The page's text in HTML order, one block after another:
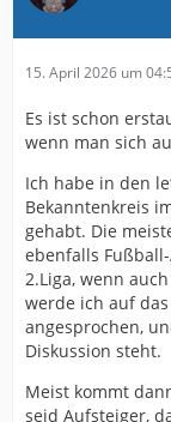
15. April 2026 um
Es ist schon
wenn man sich
Ich habe in den
Bekanntenkreis
gehabt. Die
ebenfalls
2.Liga, wenn
werde ich auf
angesprochen,
Diskussion steht.
Meist kommt
seid Aufsteiger,